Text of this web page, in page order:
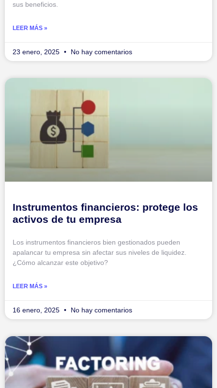
sus beneficios.
LEER MÁS »
23 enero, 2025 No hay comentarios
Instrumentos financieros: protege los
activos de tu empresa
Los instrumentos financieros bien gestionados pueden
apalancar tu empresa sin afectar sus niveles de liquidez.
¿Cómo alcanzar este objetivo?
LEER MÁS »
16 enero, 2025 No hay comentarios